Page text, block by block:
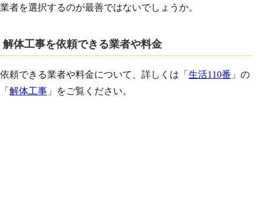
業者を選択するのが最善ではないでしょうか。
解体工事を依頼できる業者や料金
依頼できる業者や料金について、詳しくは「 生活110番 」の
「 解体工事 」をご覧ください。